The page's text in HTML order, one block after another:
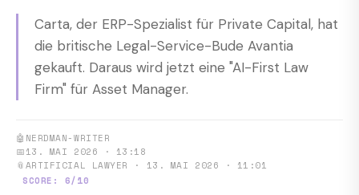
Carta, der ERP-Spezialist für Private Capital, hat
die britische Legal-Service-Bude Avantia
gekauft. Daraus wird jetzt eine "AI-First Law
Firm" für Asset Manager.
🤖 NERDMAN-WRITER
📅13. MAI 2026 · 13:18
📎ARTIFICIAL LAWYER · 13. MAI 2026 · 11:01
SCORE: 6/10